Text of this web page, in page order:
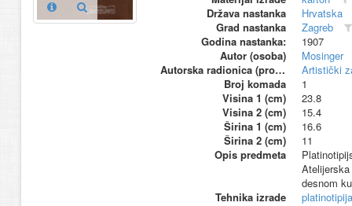
Država nastanka
Hrvatska
Grad nastanka
Zagreb
Godina nastanka:
1907
Autor (osoba)
Mosinger
Autorska radionica (proizvođač)
Artistički
Broj komada
1
Visina 1 (cm)
23.8
Visina 2 (cm)
15.4
Širina 1 (cm)
16.6
Širina 2 (cm)
11
Opis predmeta
desnom
Tehnika izrade
platinotipija